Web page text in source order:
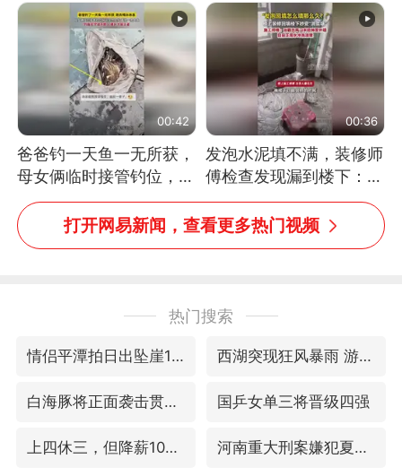
教！
00:42
爸爸钓一天鱼一无所获，
母女俩临时接管钓位，用
玩具鱼竿钓上大鱼
00:36
发泡水泥填不满，装修师
傅检查发现漏到楼下：出
风口未延伸到外墙
打开网易新闻，查看更多热门视频
热门搜索
情侣平潭拍日出坠崖1死1伤 西湖突现狂风暴雨 游客瞬间被浇透
白海豚将正面袭击贯穿浙江 国乒女单三将晋级四强
上四休三，但降薪1000元，你接受吗？ 河南重大刑案嫌犯夏某钢落网